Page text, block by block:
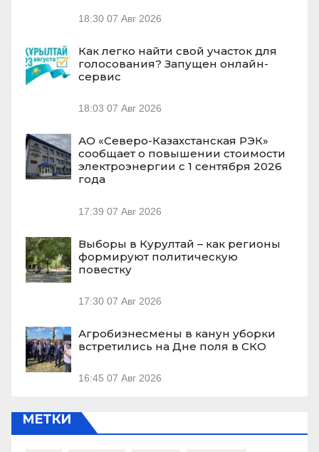
18:30 07 Авг 2026
Как легко найти свой участок для
голосования? Запущен онлайн-
сервис
18:03 07 Авг 2026
АО «Северо-Казахстанская РЭК»
сообщает о повышении стоимости
электроэнергии с 1 сентября 2026
года
17:39 07 Авг 2026
Выборы в Курултай – как регионы
формируют политическую
повестку
17:30 07 Авг 2026
Агробизнесмены в канун уборки
встретились на Дне поля в СКО
16:45 07 Авг 2026
МЕТКИ